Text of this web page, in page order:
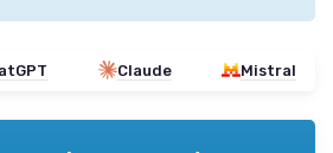
Claude Mistral